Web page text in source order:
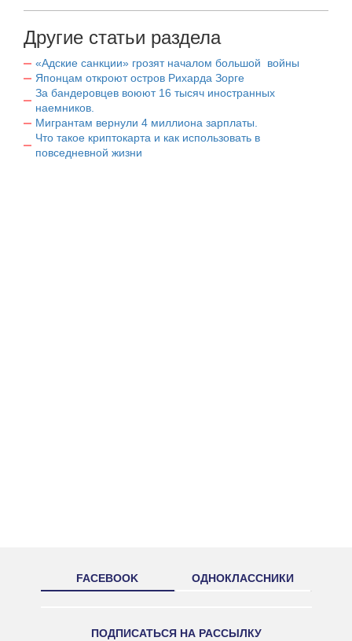
Другие статьи раздела
«Адские санкции» грозят началом большой войны
Японцам откроют остров Рихарда Зорге
За бандеровцев воюют 16 тысяч иностранных
наемников.
Мигрантам вернули 4 миллиона зарплаты.
Что такое криптокарта и как использовать в
повседневной жизни
FACEBOOK ОДНОКЛАССНИКИ
ПОДПИСАТЬСЯ НА РАССЫЛКУ